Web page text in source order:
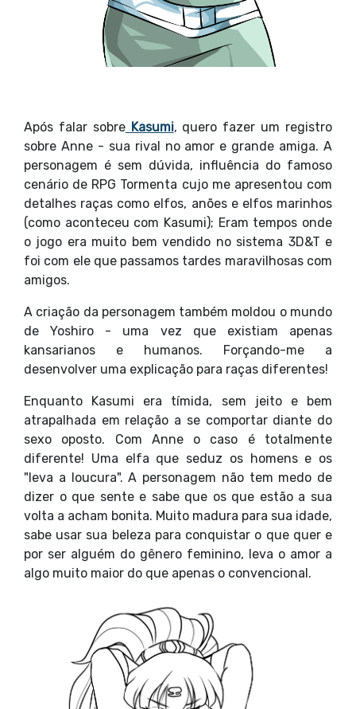
Após falar sobreKasumi, quero fazer um registro
sobre Anne - sua rival no amor e grande amiga. A
personagem é sem dúvida, influência do famoso
cenário de RPG Tormenta cujo me apresentou com
detalhes raças como elfos, anões e elfos marinhos
(como aconteceu com Kasumi); Eram tempos onde
o jogo era muito bem vendido no sistema 3D&T e
foi com ele que passamos tardes maravilhosas com
amigos.
A criação da personagem também moldou o mundo
de Yoshiro - uma vez que existiam apenas
kansarianos e humanos. Forçando-me a
desenvolver uma explicação para raças diferentes!
Enquanto Kasumi era tímida, sem jeito e bem
atrapalhada em relação a se comportar diante do
sexo oposto. Com Anne o caso é totalmente
diferente! Uma elfa que seduz os homens e os
"leva a loucura". A personagem não tem medo de
dizer o que sente e sabe que os que estão a sua
volta a acham bonita. Muito madura para sua idade,
sabe usar sua beleza para conquistar o que quer e
por ser alguém do gênero feminino, leva o amor a
algo muito maior do que apenas o convencional.